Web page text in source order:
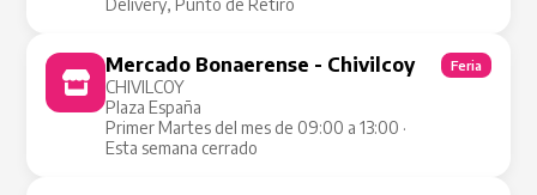
Delivery, Punto de Retiro
Mercado Bonaerense - Chivilcoy
CHIVILCOY
Plaza España
Primer Martes del mes de 09:00 a 13:00 ·
Esta semana cerrado
Feria